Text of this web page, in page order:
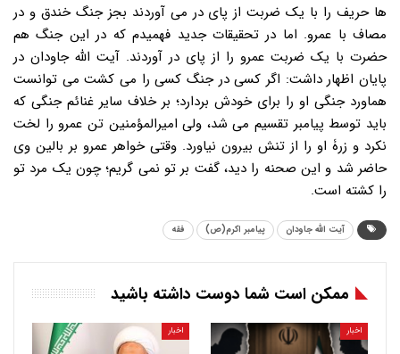
ها حریف را با یک ضربت از پای در می آوردند بجز جنگ خندق و در
مصاف با عمرو. اما در تحقیقات جدید فهمیدم که در این جنگ هم
حضرت با یک ضربت عمرو را از پای در آوردند. آیت الله جاودان در
پایان اظهار داشت: اگر کسی در جنگ کسی را می کشت می توانست
هماورد جنگی او را برای خودش بردارد؛ بر خلاف سایر غنائم جنگی که
باید توسط پیامبر تقسیم می شد، ولی امیرالمؤمنین تن عمرو را لخت
نکرد و زرۀ او را از تنش بیرون نیاورد. وقتی خواهر عمرو بر بالین وی
حاضر شد و این صحنه را دید، گفت بر تو نمی گریم؛ چون یک مرد تو
را کشته است.
آیت الله جاودان پیامبر اکرم(ص) فقه
ممکن است شما دوست داشته باشید
اخبار اخبار